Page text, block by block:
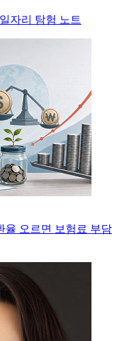
자리 탐험 노트
율 오르면 보험료 부담